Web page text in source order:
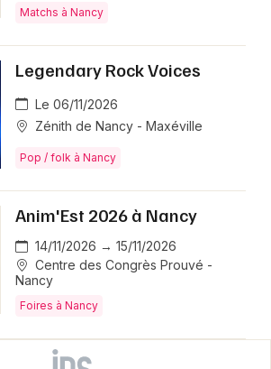
Matchs à Nancy
Legendary Rock Voices
Le 06/11/2026
Zénith de Nancy - Maxéville
Pop / folk à Nancy
Anim'Est 2026 à Nancy
14/11/2026 → 15/11/2026
Centre des Congrès Prouvé -
Nancy
Foires à Nancy